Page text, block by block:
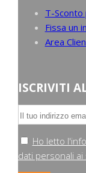
T-
Fissa un
Area
ISCRIVITI
Ho letto
dati personali